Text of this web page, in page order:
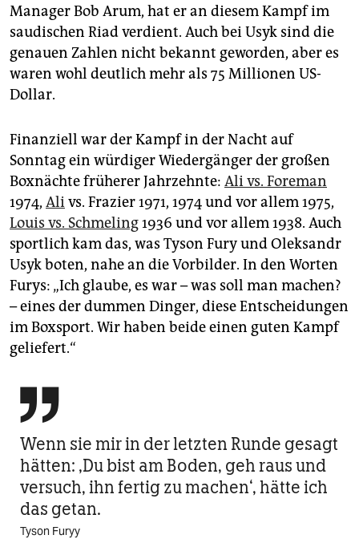
Manager Bob Arum, hat er an diesem Kampf im
saudischen Riad verdient. Auch bei Usyk sind die
genauen Zahlen nicht bekannt geworden, aber es
waren wohl deutlich mehr als 75 Millionen US-
Dollar.
Finanziell war der Kampf in der Nacht auf
Sonntag ein würdiger Wiedergänger der großen
Boxnächte früherer Jahrzehnte: Ali vs. Foreman
1974, Alivs. Frazier 1971, 1974 und vor allem 1975,
Louis vs. Schmeling1936 und vor allem 1938. Auch
sportlich kam das, was Tyson Fury und Oleksandr
Usyk boten, nahe an die Vorbilder. In den Worten
Furys: „Ich glaube, es war – was soll man machen?
– eines der dummen Dinger, diese Entscheidungen
im Boxsport. Wir haben beide einen guten Kampf
geliefert.“

Wenn sie mir in der letzten Runde gesagt
hätten: ‚Du bist am Boden, geh raus und
versuch, ihn fertig zu machen‘, hätte ich
das getan.
Tyson Furyy